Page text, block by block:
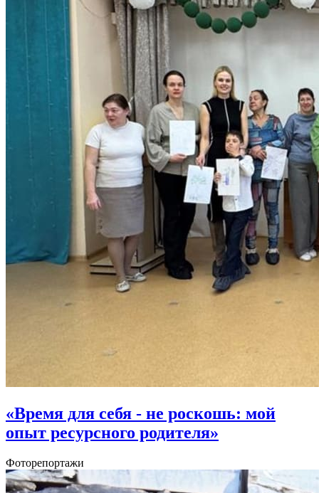
«Время для себя - не роскошь: мой
опыт ресурсного родителя»
Фоторепортажи